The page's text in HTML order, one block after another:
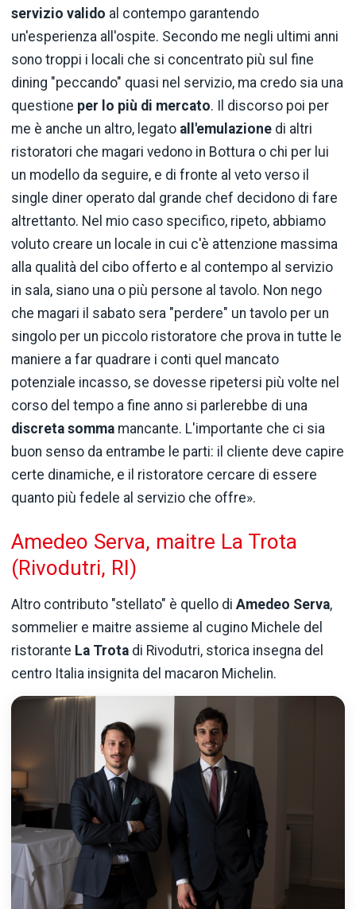
servizio valido al contempo garantendo
un'esperienza all'ospite. Secondo me negli ultimi anni
sono troppi i locali che si concentrato più sul fine
dining "peccando" quasi nel servizio, ma credo sia una
questione per lo più di mercato. Il discorso poi per
me è anche un altro, legato all'emulazione di altri
ristoratori che magari vedono in Bottura o chi per lui
un modello da seguire, e di fronte al veto verso il
single diner operato dal grande chef decidono di fare
altrettanto. Nel mio caso specifico, ripeto, abbiamo
voluto creare un locale in cui c'è attenzione massima
alla qualità del cibo offerto e al contempo al servizio
in sala, siano una o più persone al tavolo. Non nego
che magari il sabato sera "perdere" un tavolo per un
singolo per un piccolo ristoratore che prova in tutte le
maniere a far quadrare i conti quel mancato
potenziale incasso, se dovesse ripetersi più volte nel
corso del tempo a fine anno si parlerebbe di una
discreta somma mancante. L'importante che ci sia
buon senso da entrambe le parti: il cliente deve capire
certe dinamiche, e il ristoratore cercare di essere
quanto più fedele al servizio che offre».
Amedeo Serva, maitre La Trota
(Rivodutri, RI)
Altro contributo "stellato" è quello di Amedeo Serva,
sommelier e maitre assieme al cugino Michele del
ristorante La Trota di Rivodutri, storica insegna del
centro Italia insignita del macaron Michelin.